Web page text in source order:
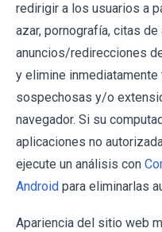
redirigir a los usuarios a
azar, pornografía, citas
anuncios/redirecciones
y elimine
sospechosas y/o
navegador. Si su
aplicaciones no
ejecute un análisis con
Android para eliminarlas
Apariencia del sitio web